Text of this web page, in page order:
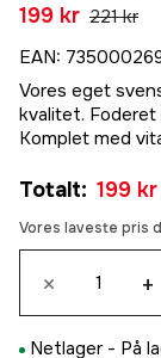
199 kr 221 kr
EAN:
Vores eget
kvalitet. Foderet
Komplet med
Totalt: 199 kr
Vores laveste pris
× +
Netlager - På